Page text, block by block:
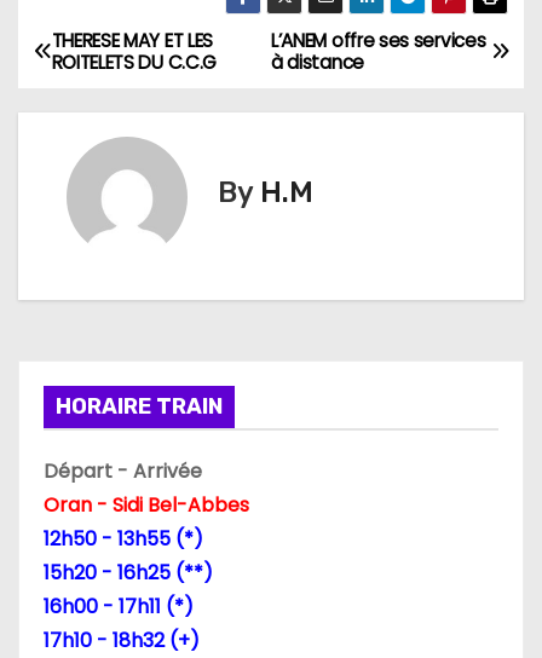
N
a
a
o
n
d
e
L’ANEM offre ses services
à distance
THERESE MAY ET LES
ROITELETS DU C.C.G
By H.M
HORAIRE TRAIN
Départ - Arrivée
Oran - Sidi Bel-Abbes
12h50 - 13h55 (*)
15h20 - 16h25 (**)
16h00 - 17h11 (*)
17h10 - 18h32 (+)